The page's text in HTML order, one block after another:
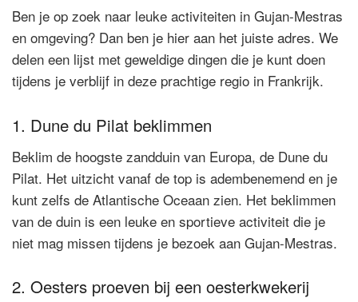
Ben je op zoek naar leuke activiteiten in Gujan-Mestras
en omgeving? Dan ben je hier aan het juiste adres. We
delen een lijst met geweldige dingen die je kunt doen
tijdens je verblijf in deze prachtige regio in Frankrijk.
1. Dune du Pilat beklimmen
Beklim de hoogste zandduin van Europa, de Dune du
Pilat. Het uitzicht vanaf de top is adembenemend en je
kunt zelfs de Atlantische Oceaan zien. Het beklimmen
van de duin is een leuke en sportieve activiteit die je
niet mag missen tijdens je bezoek aan Gujan-Mestras.
2. Oesters proeven bij een oesterkwekerij